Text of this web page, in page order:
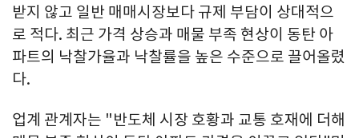
받지 않고 일반 매매시장보다 규제 부담이 상대적으
로 적다. 최근 가격 상승과 매물 부족 현상이 동탄 아
파트의 낙찰가율과 낙찰률을 높은 수준으로 끌어올렸
다.
업계 관계자는 "반도체 시장 호황과 교통 호재에 더해